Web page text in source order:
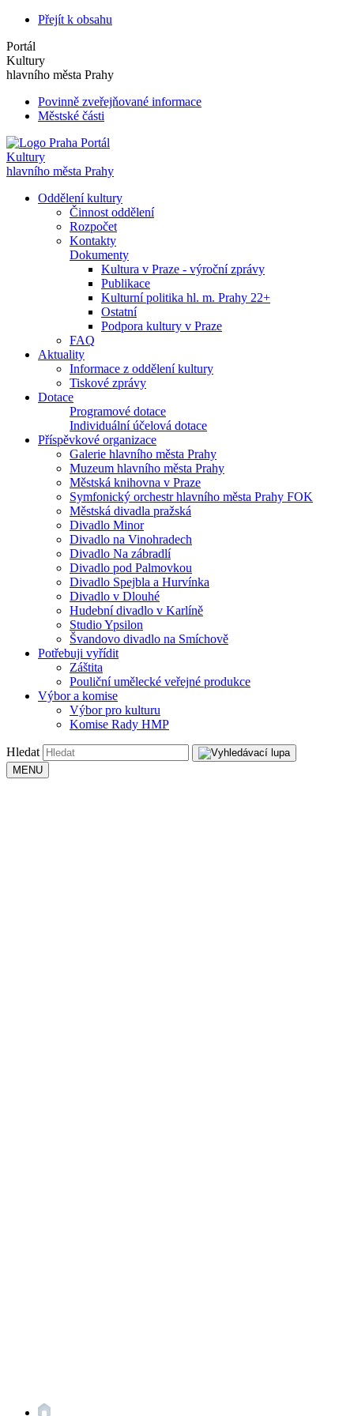
Přejít k obsahu
Portál
Kultury
hlavního města Prahy
Povinně zveřejňované informace
Městské části
Portál
Kultury
hlavního města Prahy
Oddělení kultury
Činnost oddělení
Rozpočet
Kontakty
Dokumenty
Kultura v Praze - výroční zprávy
Publikace
Kulturní politika hl. m. Prahy 22+
Ostatní
Podpora kultury v Praze
FAQ
Aktuality
Informace z oddělení kultury
Tiskové zprávy
Dotace
Programové dotace
Individuální účelová dotace
Příspěvkové organizace
Galerie hlavního města Prahy
Muzeum hlavního města Prahy
Městská knihovna v Praze
Symfonický orchestr hlavního města Prahy FOK
Městská divadla pražská
Divadlo Minor
Divadlo na Vinohradech
Divadlo Na zábradlí
Divadlo pod Palmovkou
Divadlo Spejbla a Hurvínka
Divadlo v Dlouhé
Hudební divadlo v Karlíně
Studio Ypsilon
Švandovo divadlo na Smíchově
Potřebuji vyřídit
Záštita
Pouliční umělecké veřejné produkce
Výbor a komise
Výbor pro kulturu
Komise Rady HMP
Hledat
MENU